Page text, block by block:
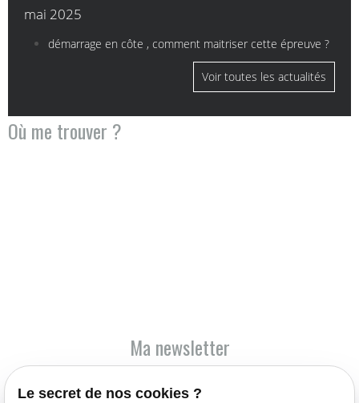
mai 2025
démarrage en côte , comment maitriser cette épreuve ?
Voir toutes les actualités
Où me trouver ?
Ma newsletter
Inscrivez-vous à la newsletter et recevez l'actualité de l'entreprise
Le secret de nos cookies ?